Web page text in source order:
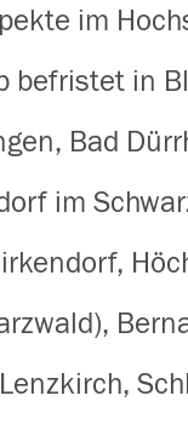
im
befristet in
Bad
im